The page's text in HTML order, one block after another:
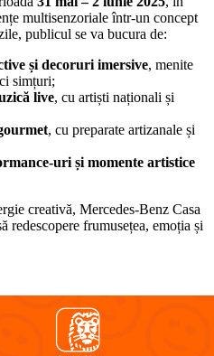
multisenzoriale într-un concept
publicul se va bucura de:
și decoruri imersive, menite
simțuri;
live, cu artiști naționali și
, cu preparate artizanale și
uri și momente artistice
creativă, Mercedes-Benz Casa
redescopere frumusețea, emoția și